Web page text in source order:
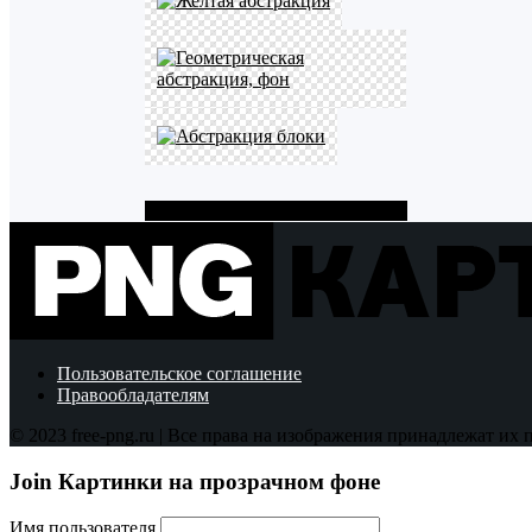
Пользовательское соглашение
Правообладателям
© 2023 free-png.ru | Все права на изображения принадлежат их
Join Картинки на прозрачном фоне